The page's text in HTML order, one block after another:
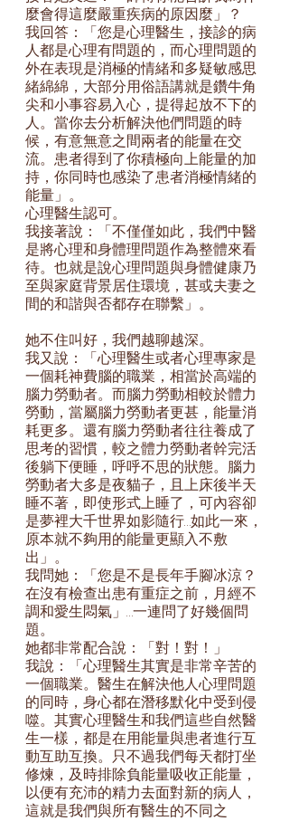
麼會得這麼嚴重疾病的原因麼」？
我回答：「您是心理醫生，接診的病
人都是心理有問題的，而心理問題的
外在表現是消極的情緒和多疑敏感思
緒綿綿，大部分用俗語講就是鑽牛角
尖和小事容易入心，提得起放不下的
人。當你去分析解決他們問題的時
候，有意無意之間兩者的能量在交
流。患者得到了你積極向上能量的加
持，你同時也感染了患者消極情緒的
能量」。
心理醫生認可。
我接著說：「不僅僅如此，我們中醫
是將心理和身體理問題作為整體來看
待。也就是說心理問題與身體健康乃
至與家庭背景居住環境，甚或夫妻之
間的和諧與否都存在聯繫」。
她不住叫好，我們越聊越深。
我又說：「心理醫生或者心理專家是
一個耗神費腦的職業，相當於高端的
腦力勞動者。而腦力勞動相較於體力
勞動，當屬腦力勞動者更甚，能量消
耗更多。還有腦力勞動者往往養成了
思考的習慣，較之體力勞動者幹完活
後躺下便睡，呼呼不思的狀態。腦力
勞動者大多是夜貓子，且上床後半天
睡不著，即使形式上睡了，可內容卻
是夢裡大千世界如影隨行…如此一來，
原本就不夠用的能量更顯入不敷
出」。
我問她：「您是不是長年手腳冰涼？
在沒有檢查出患有重症之前，月經不
調和愛生悶氣」…一連問了好幾個問
題。
她都非常配合說：「對！對！」
我說：「心理醫生其實是非常辛苦的
一個職業。醫生在解決他人心理問題
的同時，身心都在潛移默化中受到侵
噬。其實心理醫生和我們這些自然醫
生一樣，都是在用能量與患者進行互
動互助互換。只不過我們每天都打坐
修煉，及時排除負能量吸收正能量，
以便有充沛的精力去面對新的病人，
這就是我們與所有醫生的不同之